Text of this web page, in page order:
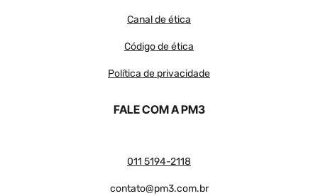
Canal de ética
Código de ética
Política de privacidade
FALE COM A PM3
011 5194-2118
contato@pm3.com.br